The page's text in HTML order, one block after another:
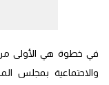
في خطوة هي الأولى من